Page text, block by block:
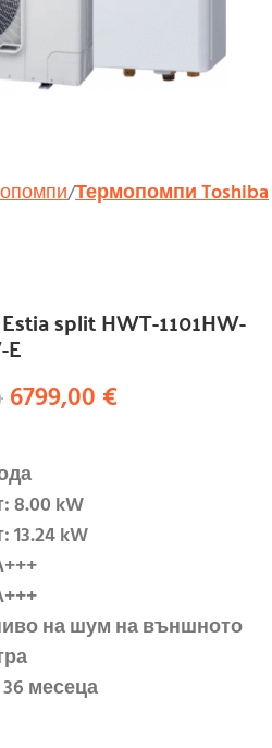
Термопомпи Toshiba
split HWT-1101HW-
6799,00 €
8.00 kW
kW
на шум на външното
месеца